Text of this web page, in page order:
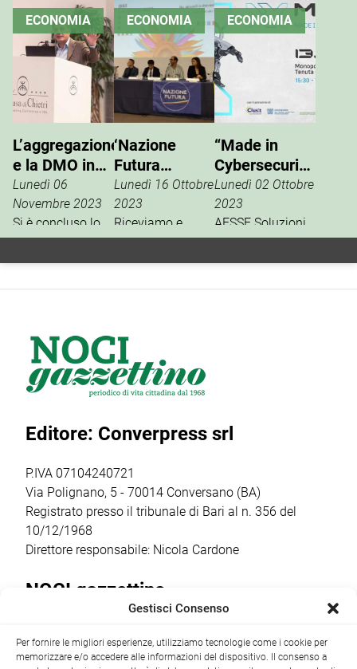
ECONOMIA
L’aggregazione
e la DMO in
Valle d’Itria
Lunedì 06
Novembre 2023
Si è concluso lo
scorso 3 ottobre il
progetto
"L'aggregazione e
la DMO: strategie
e strumenti per lo
sviluppo del
prossimità e […]
ECONOMIA
‘Nazione
Futura
Mottola-Noci’
a Agrilevante
2023
Lunedì 16 Ottobre
2023
Riceviamo e
pubblichiamo un
comunicato
relativo alla
partecipazione a
Agrilevante 2023.
__________________
___ UN ALTRO
TARGATO
NAZIONE
FUTURA Si è
ECONOMIA
“Made in
Cybersecurity”,
al via l’evento
sulla
sicurezza
industriale
Lunedì 02 Ottobre
2023
AESSE Soluzioni
Informatiche,
innovativo
il primo evento al
Editore: Converpress srl
P.IVA 07104240721
Via Polignano, 5 - 70014 Conversano (BA)
Registrato presso il tribunale di Bari al n. 356 del
10/12/1968
Direttore responsabile: Nicola Cardone
NOCI gazzettino
+39 080 4979274|info@nocigazzettino.it Contatti|
Gestisci Consenso
Per fornire le migliori esperienze, utilizziamo tecnologie come i cookie per
memorizzare e/o accedere alle informazioni del dispositivo. Il consenso a